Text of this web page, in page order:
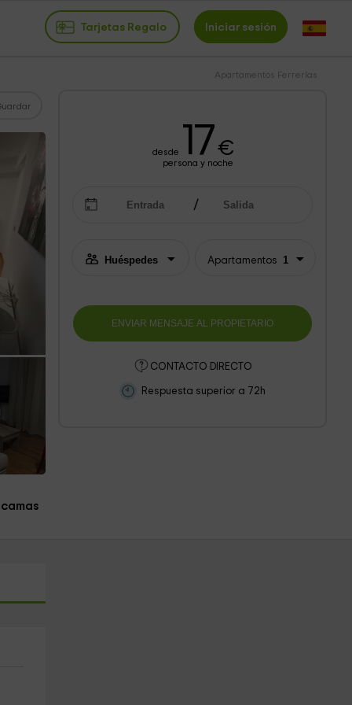
Tarjetas Regalo Iniciar sesión
Apartamentos Ferrerías
desde 17€
persona y noche
Apartamentos
CONTACTO DIRECTO
Respuesta superior a 72h